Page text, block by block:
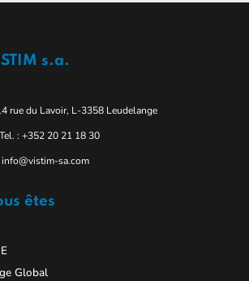
s.a.
rue du Lavoir, L-3358 Leudelange
Tel. : +352 20 21 18 30
info@vistim-sa.com
êtes
Global